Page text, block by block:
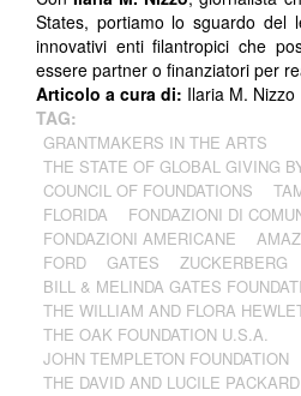
States, portiamo lo sguardo del
innovativi enti filantropici che
essere partner o finanziatori per
Articolo a cura di: Ilaria M. Nizzo
TAG:
GRANTMAKERS IN THE ARTS
THE STATE OF GLOBAL GIVING
COUNCIL OF FOUNDATIONS
FLORIDA
FONDAZIONI DI
FONDAZIONI AMERICANE
FORD
GATES ZUCKERBERG
BILL & MELINDA GATES
THE WILLIAM AND FLORA
THE OAK FOUNDATION U.S.A.
JOHN TEMPLETON FOUNDATION
THE DAVID AND LUCILE